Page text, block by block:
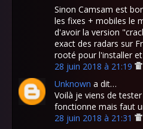
Sinon Camsam est
les fixes + mobiles le
d'avoir la version
exact des radars sur
rooté pour l'installer
28 juin 2018 à 21:19
Unknown a dit…
Voilà je viens de
fonctionne mais faut
28 juin 2018 à 21:31